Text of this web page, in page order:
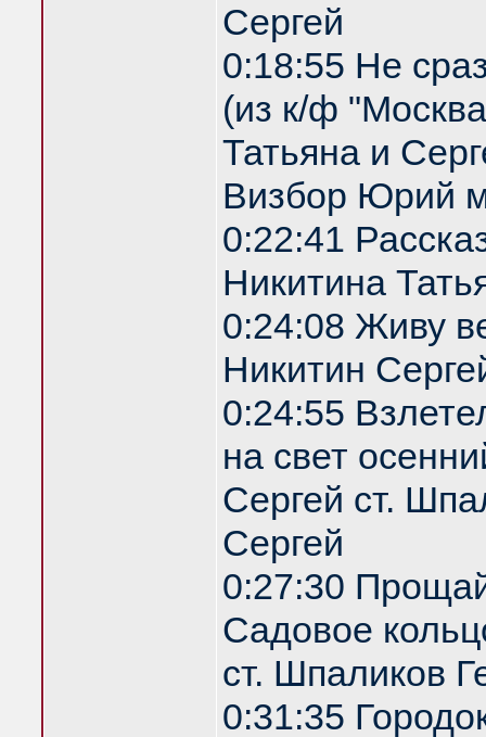
Сергей
0:18:55 Не
(из к/ф
Татьяна и
Визбор Юрий
0:22:41
Никитина
0:24:08 Живу
Никитин
0:24:55
на свет
Сергей ст.
Сергей
0:27:30
Садовое
ст. Шпаликов
0:31:35